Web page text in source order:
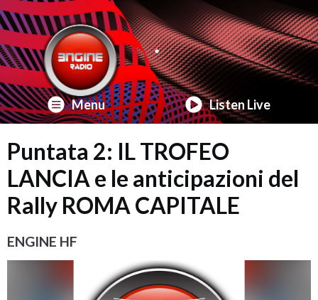
Menu Listen Live
Puntata 2: IL TROFEO
LANCIA e le anticipazioni del
Rally ROMA CAPITALE
ENGINE HF